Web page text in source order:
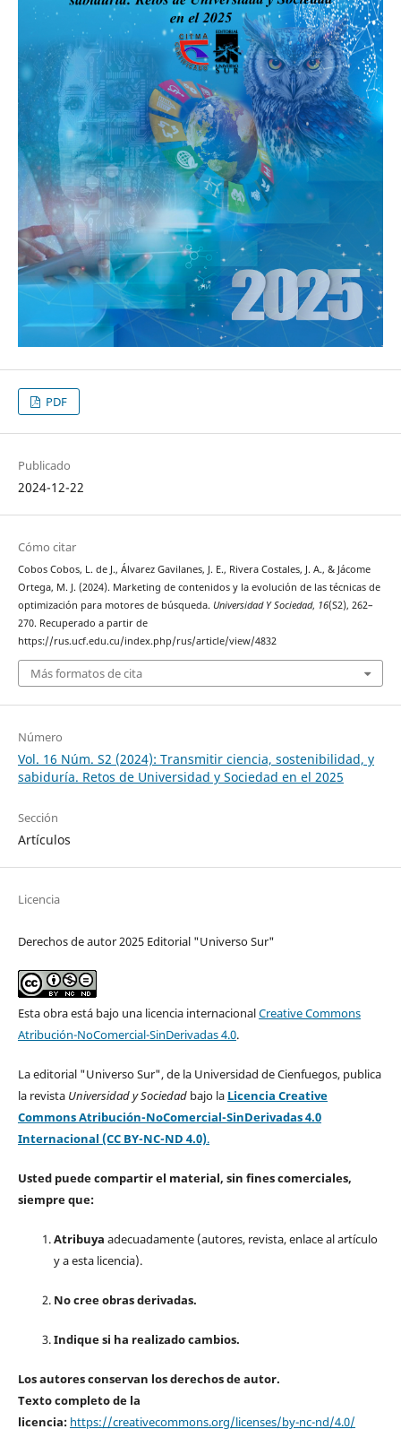
PDF
Publicado
2024-12-22
Cómo citar
Cobos Cobos, L. de J., Álvarez Gavilanes, J. E., Rivera Costales, J. A., & Jácome
Ortega, M. J. (2024). Marketing de contenidos y la evolución de las técnicas de
optimización para motores de búsqueda. Universidad Y Sociedad, 16(S2), 262–
270. Recuperado a partir de
https://rus.ucf.edu.cu/index.php/rus/article/view/4832
Más formatos de cita
Número
Vol. 16 Núm. S2 (2024): Transmitir ciencia, sostenibilidad, y
sabiduría. Retos de Universidad y Sociedad en el 2025
Sección
Artículos
Licencia
Derechos de autor 2025 Editorial "Universo Sur"
Esta obra está bajo una licencia internacionalCreative Commons
Atribución-NoComercial-SinDerivadas 4.0.
La editorial "Universo Sur", de la Universidad de Cienfuegos, publica
la revista Universidad y Sociedad bajo la Licencia Creative
Commons Atribución-NoComercial-SinDerivadas 4.0
Internacional (CC BY-NC-ND 4.0).
Usted puede compartir el material, sin fines comerciales,
siempre que:
Atribuya adecuadamente (autores, revista, enlace al artículo
y a esta licencia).
No cree obras derivadas.
Indique si ha realizado cambios.
Los autores conservan los derechos de autor.
Texto completo de la
licencia: https://creativecommons.org/licenses/by-nc-nd/4.0/